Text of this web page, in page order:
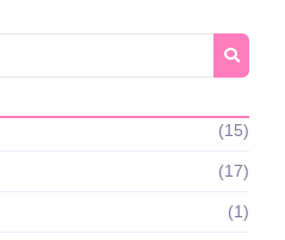
(15)
(17)
(1)